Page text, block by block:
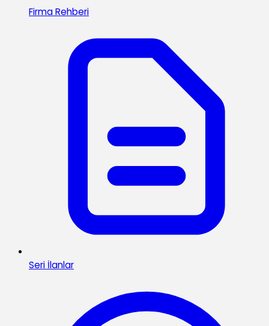
Firma Rehberi
Seri İlanlar